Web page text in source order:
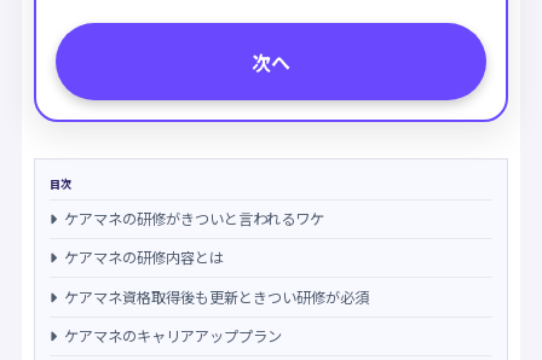
次へ
目次
ケアマネの研修がきついと言われるワケ
ケアマネの研修内容とは
ケアマネ資格取得後も更新ときつい研修が必須
ケアマネのキャリアアッププラン